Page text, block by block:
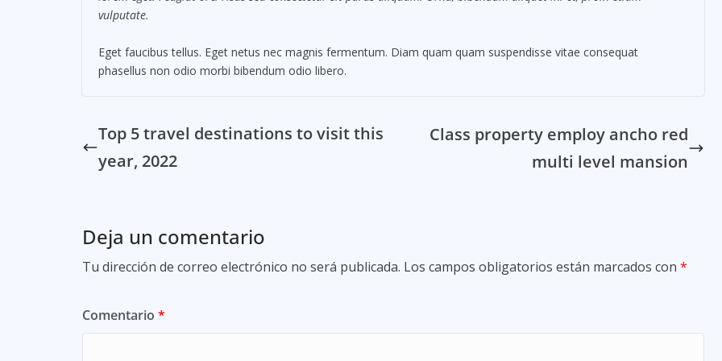
vulputate.
Eget faucibus tellus. Eget netus nec magnis fermentum. Diam quam quam suspendisse vitae consequat
phasellus non odio morbi bibendum odio libero.
Top 5 travel destinations to visit this
year, 2022
Class property employ ancho red
multi level mansion
Deja un comentario
Tu dirección de correo electrónico no será publicada. Los campos obligatorios están marcados con *
Comentario *